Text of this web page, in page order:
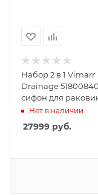
Набор 2 в 1 Vimarr
Drainage
сифон для
донный клапан без
перелива, золото
Нет в наличии
27999 руб.